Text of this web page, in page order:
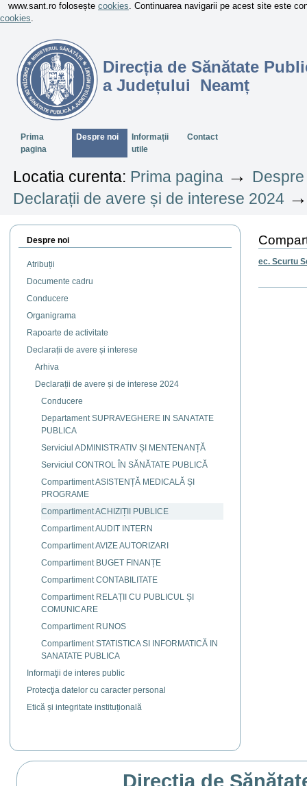
www.sant.ro folosește cookies. Continuarea navigarii pe acest site este
cookies.
Direcția de Sănătate
a Județului Neamț
SectiuniPrima
pagina
Despre noi
Informații
utile
Contact
Locatia curenta: Prima pagina →
Declarații de avere și de interese 2024
Despre noi
Atribuții
Documente cadru
Conducere
Organigrama
Rapoarte de activitate
Declarații de avere și interese
Arhiva
Declarații de avere și de interese 2024
Conducere
Departament SUPRAVEGHERE IN SANATATE
PUBLICA
Serviciul ADMINISTRATIV ȘI MENTENANȚĂ
Serviciul CONTROL ÎN SĂNĂTATE PUBLICĂ
Compartiment ASISTENȚĂ MEDICALĂ ȘI
PROGRAME
Compartiment ACHIZIȚII PUBLICE
Compartiment AUDIT INTERN
Compartiment AVIZE AUTORIZARI
Compartiment BUGET FINANȚE
Compartiment CONTABILITATE
Compartiment RELAȚII CU PUBLICUL ȘI
COMUNICARE
Compartiment RUNOS
Compartiment STATISTICA SI INFORMATICĂ IN
SANATATE PUBLICA
Informaţii de interes public
Protecţia datelor cu caracter personal
Etică și integritate instituțională
ec. Scurtu
Direcția de